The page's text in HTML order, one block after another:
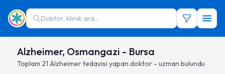
Doktor, klinik ara...
Alzheimer, Osmangazi - Bursa
Toplam 21 Alzheimertedavisi yapan doktor - uzman bulundu